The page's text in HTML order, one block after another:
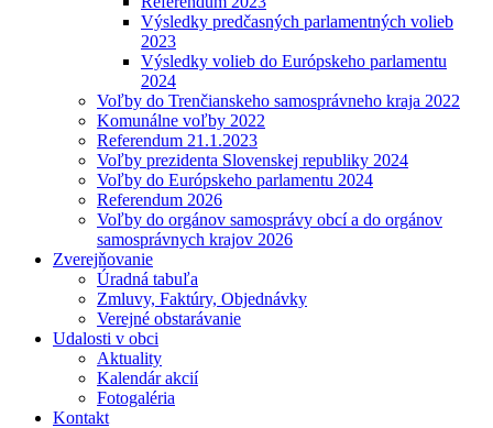
Výsledky predčasných parlamentných volieb
2023
Výsledky volieb do Európskeho parlamentu
2024
Voľby do Trenčianskeho samosprávneho kraja 2022
Komunálne voľby 2022
Referendum 21.1.2023
Voľby prezidenta Slovenskej republiky 2024
Voľby do Európskeho parlamentu 2024
Referendum 2026
Voľby do orgánov samosprávy obcí a do orgánov
samosprávnych krajov 2026
Zverejňovanie
Úradná tabuľa
Zmluvy, Faktúry, Objednávky
Verejné obstarávanie
Udalosti v obci
Aktuality
Kalendár akcií
Fotogaléria
Kontakt